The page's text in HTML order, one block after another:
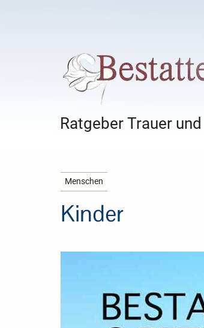
Ratgeber Trauer
Menschen
Kinder